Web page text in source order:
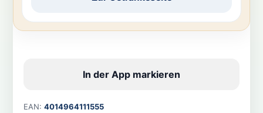
In der App markieren
EAN: 4014964111555